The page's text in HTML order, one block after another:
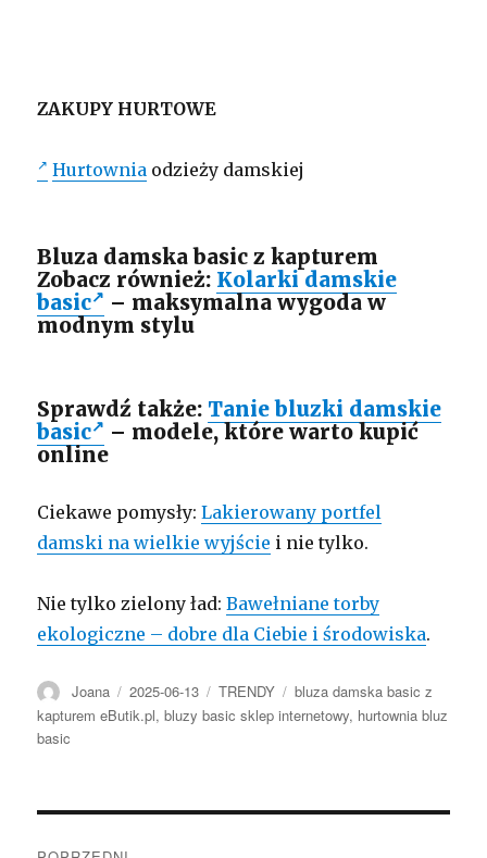
ZAKUPY HURTOWE
Hurtownia odzieży damskiej
Bluza damska basic z kapturem
Zobacz również: Kolarki damskie
basic
– maksymalna wygoda w
modnym stylu
Sprawdź także: Tanie bluzki damskie
basic
– modele, które warto kupić
online
Ciekawe pomysły:Lakierowany portfel
damski na wielkie wyjście i nie tylko.
Nie tylko zielony ład:Bawełniane torby
ekologiczne – dobre dla Ciebie i środowiska.
Autor
Joana Opublikowano
2025-06-13 Kategorie
TRENDY Tagi
bluza damska basic z
kapturem eButik.pl,bluzy basic sklep internetowy, hurtownia bluz
basic